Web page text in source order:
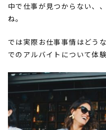
中で仕事が見つからない、
ね。
では実際お仕事事情はどう
でのアルバイトについて体